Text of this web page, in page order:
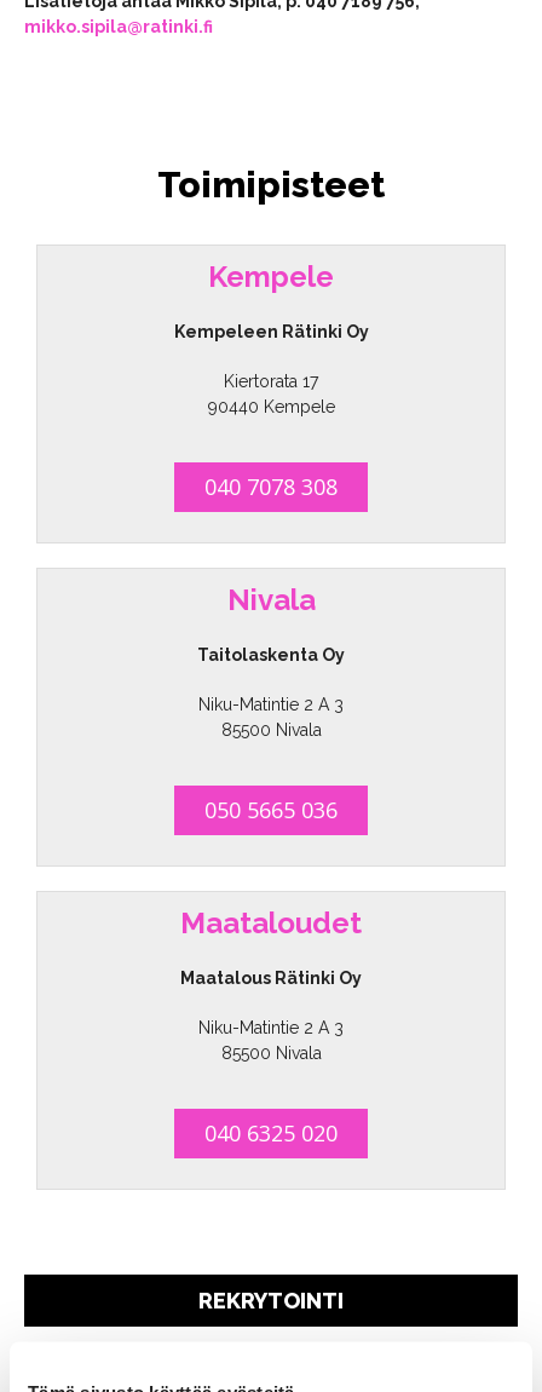
mikko.sipila@ratinki.fi
Toimipisteet
Kempele
Kempeleen Rätinki Oy
Kiertorata 17
90440 Kempele
040 7078 308
Nivala
Taitolaskenta Oy
Niku-Matintie 2 A 3
85500 Nivala
050 5665 036
Maataloudet
Maatalous Rätinki Oy
Niku-Matintie 2 A 3
85500 Nivala
040 6325 020
REKRYTOINTI